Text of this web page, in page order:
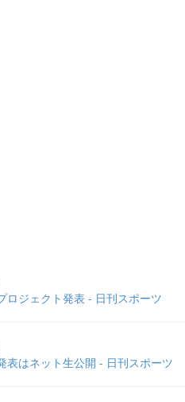
ロジェクト発表 - 日刊スポーツ
表はネット生公開 - 日刊スポーツ